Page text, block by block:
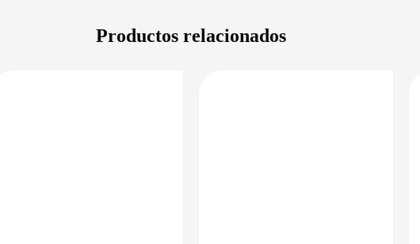
Productos relacionados